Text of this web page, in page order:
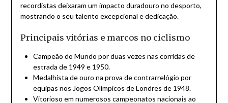
recordistas deixaram um impacto duradouro no desporto,
mostrando o seu talento excepcional e dedicação.
Principais vitórias e marcos no ciclismo
Campeão do Mundo por duas vezes nas corridas de
estrada de 1949 e 1950.
Medalhista de ouro na prova de contrarrelógio por
equipas nos Jogos Olímpicos de Londres de 1948.
Vitorioso em numerosos campeonatos nacionais ao